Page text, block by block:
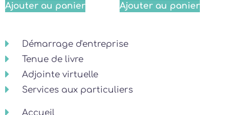
Ajouter au panier Ajouter au panier
Démarrage d'entreprise
Tenue de livre
Adjointe virtuelle
Services aux particuliers
Accueil